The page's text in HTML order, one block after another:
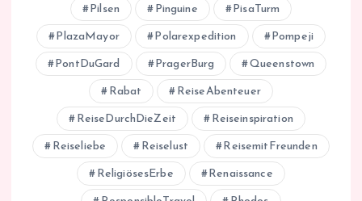
Pilsen Pinguine PisaTurm
PlazaMayor Polarexpedition Pompeji
PontDuGard PragerBurg Queenstown
Rabat ReiseAbenteuer
ReiseDurchDieZeit Reiseinspiration
Reiseliebe Reiselust ReisemitFreunden
ReligiösesErbe Renaissance